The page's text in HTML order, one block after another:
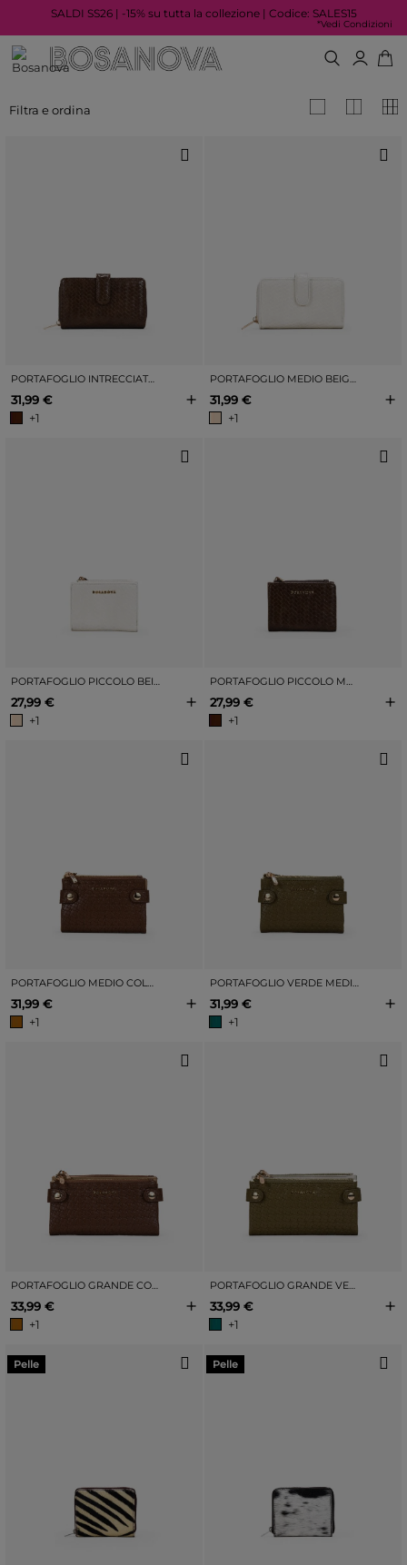
SALDI SS26 | -15% su tutta la collezione | Codice: SALES15
*Vedi Condizioni
Filtra e ordina
PORTAFOGLIO INTRECCIATO MARRONE MEDIO CON PATTA E CERNIERA
31,99 €
+1
+
PORTAFOGLIO MEDIO BEIGE INTRECCIATO CON PATTA E CERNIERA
31,99 €
+1
+
PORTAFOGLIO PICCOLO BEIGE CON INTRECCIO
27,99 €
+1
+
PORTAFOGLIO PICCOLO MARRONE SCURO CON FODERA INTRECCIATA
27,99 €
+1
+
PORTAFOGLIO MEDIO COLOR MARRONE CHIARO CON STAMPA FLOREALE
31,99 €
+1
+
PORTAFOGLIO VERDE MEDIO CON INCISIONE FLOREALE
31,99 €
+1
+
33,99 €
+1
+
33,99 €
+1
+
Pelle Pelle